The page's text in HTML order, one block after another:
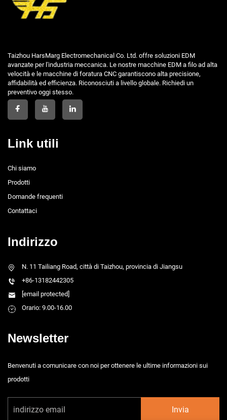
Taizhou HarsMarg Electromechanical Co. Ltd. offre soluzioni EDM
avanzate per l'industria meccanica. Le nostre macchine EDM a filo ad alta
velocità e le macchine di foratura CNC garantiscono alta precisione,
affidabilità ed efficienza. Riconosciuti a livello globale. Richiedi un
preventivo oggi stesso.
Link utili
Chi siamo
Prodotti
Domande frequenti
Contattaci
Indirizzo
N. 11 Tailiang Road, città di Taizhou, provincia di Jiangsu
+86-13182442305
[email protected]
Orario: 9.00-16.00
Newsletter
Benvenuti a comunicare con noi per ottenere le ultime informazioni sui
prodotti
Invia